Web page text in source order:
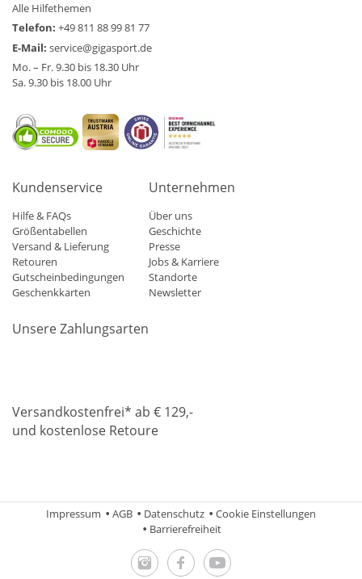
Alle Hilfethemen
Telefon: +49 811 88 99 81 77
E-Mail: service@gigasport.de
Mo. – Fr. 9.30 bis 18.30 Uhr
Sa. 9.30 bis 18.00 Uhr
Kundenservice
Hilfe & FAQs
Größentabellen
Versand & Lieferung
Retouren
Gutscheinbedingungen
Geschenkkarten
Unternehmen
Über uns
Geschichte
Presse
Jobs & Karriere
Standorte
Newsletter
Unsere Zahlungsarten
Versandkostenfrei* ab € 129,-
und kostenlose Retoure
Impressum AGB Datenschutz
Cookie Einstellungen
Barrierefreiheit